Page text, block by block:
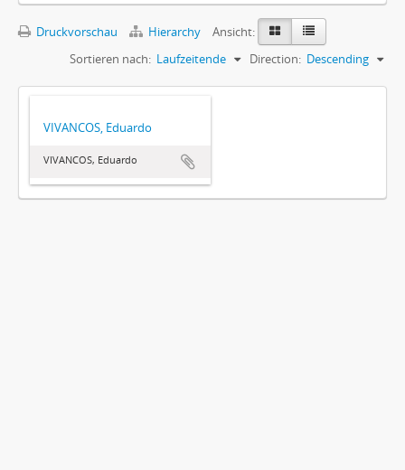
Druckvorschau Hierarchy
Ansicht:
Sortieren nach: Laufzeitende Direction: Descending
VIVANCOS, Eduardo
VIVANCOS, Eduardo